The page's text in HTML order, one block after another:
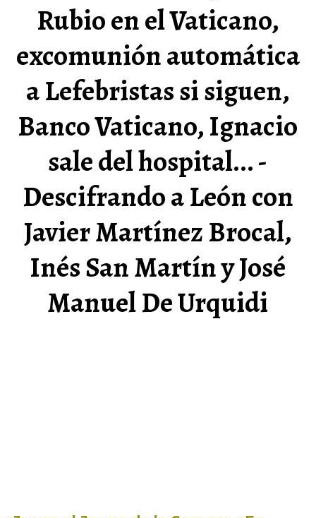
Rubio en el Vaticano,
excomunión automática
a Lefebristas si siguen,
Banco Vaticano, Ignacio
sale del hospital... -
Descifrando a León con
Javier Martínez Brocal,
Inés San Martín y José
Manuel De Urquidi